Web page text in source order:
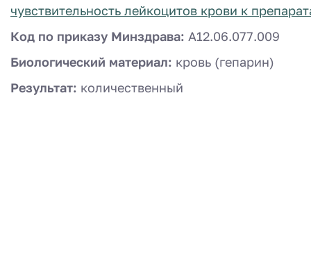
чувствительность лейкоцитов крови к
Код по приказу Минздрава: A12.06.077.009
Биологический материал: кровь (гепарин)
Результат: количественный